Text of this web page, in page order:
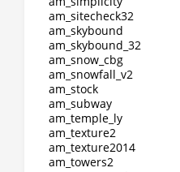
am_sitecheck32
am_skybound
am_skybound_32
am_snow_cbg
am_snowfall_v2
am_stock
am_subway
am_temple_ly
am_texture2
am_texture2014
am_towers2